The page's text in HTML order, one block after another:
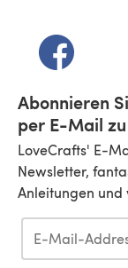
(öffnet
Abonnieren
per E-Mail
LoveCrafts' E-
Newsletter,
Anleitungen und